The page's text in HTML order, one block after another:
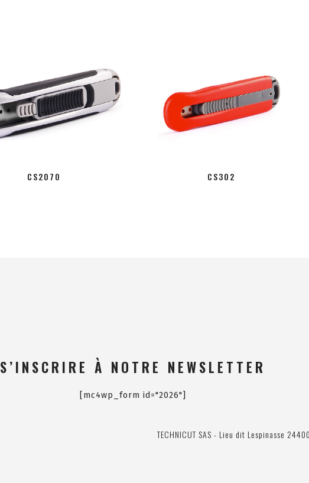
CS2070 CS302
S’INSCRIRE À NOTRE NEWSLETTER
[mc4wp_form id="2026"]
TECHNICUT SAS - Lieu dit Lespinasse